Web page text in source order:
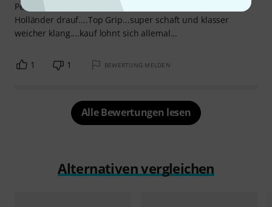
Percussion Firmel sind...und in dieser sache haben es die
Holländer drauf....Top Grip...super schaft und klasser
weicher klang....kauf lohnt sich allemal...
1 1 BEWERTUNG MELDEN
Alle Bewertungen lesen
Alternativen vergleichen